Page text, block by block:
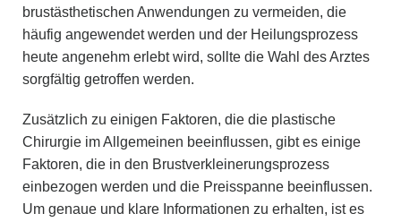
brustästhetischen Anwendungen zu vermeiden, die
häufig angewendet werden und der Heilungsprozess
heute angenehm erlebt wird, sollte die Wahl des Arztes
sorgfältig getroffen werden.
Zusätzlich zu einigen Faktoren, die die plastische
Chirurgie im Allgemeinen beeinflussen, gibt es einige
Faktoren, die in den Brustverkleinerungsprozess
einbezogen werden und die Preisspanne beeinflussen.
Um genaue und klare Informationen zu erhalten, ist es